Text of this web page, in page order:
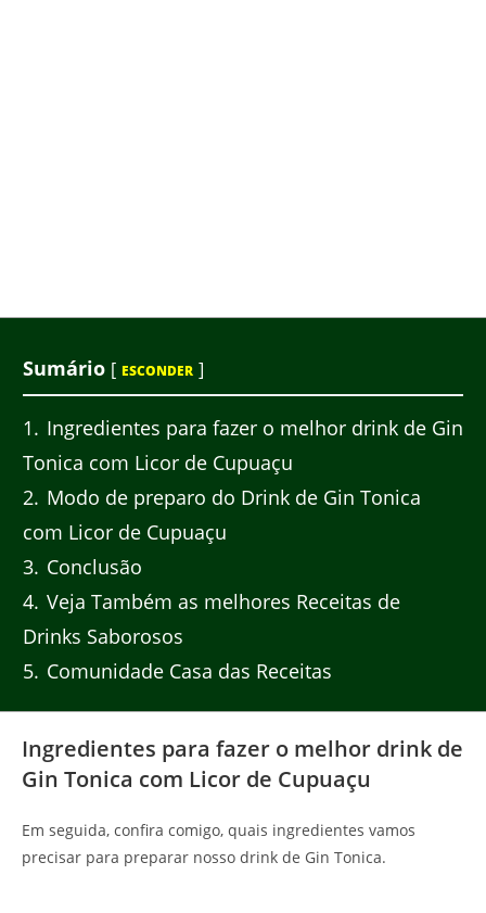
Sumário [ ESCONDER ]
1
Ingredientes para fazer o melhor drink de Gin
Tonica com Licor de Cupuaçu
2 Modo de preparo do Drink de Gin Tonica
com Licor de Cupuaçu
3 Conclusão
4 Veja Também as melhores Receitas de
Drinks Saborosos
5 Comunidade Casa das Receitas
Ingredientes para fazer o melhor drink de
Gin Tonica com Licor de Cupuaçu
Em seguida, confira comigo, quais ingredientes vamos
precisar para preparar nosso drink de Gin Tonica.